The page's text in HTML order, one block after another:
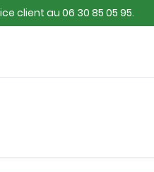
client au 06 30 85 05 95.